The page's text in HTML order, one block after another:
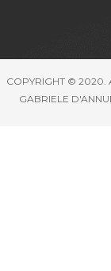
COPYRIGHT © 2020.
GABRIELE